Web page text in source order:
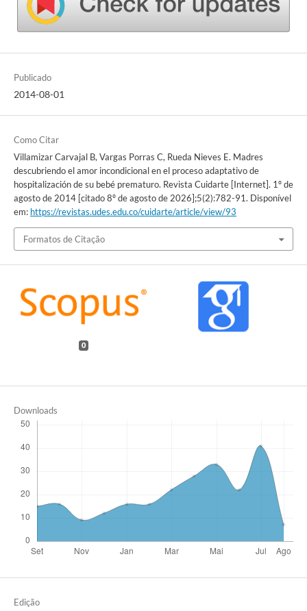
Publicado
2014-08-01
Como Citar
Villamizar Carvajal B, Vargas Porras C, Rueda Nieves E. Madres
descubriendo el amor incondicional en el proceso adaptativo de
hospitalización de su bebé prematuro. Revista Cuidarte [Internet]. 1º de
agosto de 2014 [citado 8º de agosto de 2026];5(2):782-91. Disponível
em: https://revistas.udes.edu.co/cuidarte/article/view/93
Formatos de Citação
0
Downloads
Edição